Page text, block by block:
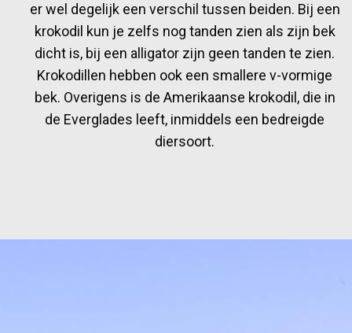
er wel degelijk een verschil tussen beiden. Bij een
krokodil kun je zelfs nog tanden zien als zijn bek
dicht is, bij een alligator zijn geen tanden te zien.
Krokodillen hebben ook een smallere v-vormige
bek. Overigens is de Amerikaanse krokodil, die in
de Everglades leeft, inmiddels een bedreigde
diersoort.